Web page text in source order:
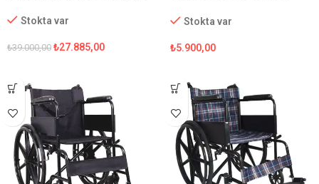
Stokta var
₺39.000,00 ₺27.885,00
Stokta var
₺5.900,00